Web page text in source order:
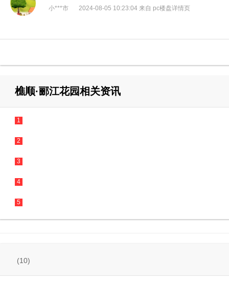
小***市 2024-08-05 10:23:04 来自 pc楼盘详情页
樵顺·郦江花园相关资讯
1
2
3
4
5
3
(10)